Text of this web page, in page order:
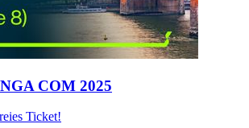
COM 2025
Ticket!